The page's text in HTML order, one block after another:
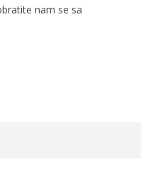
nam se sa